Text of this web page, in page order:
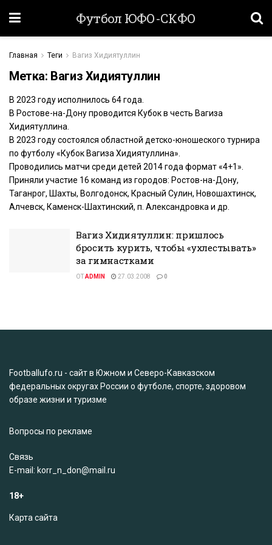
Футбол ЮФО-СКФО
Главная Теги Вагиз Хидиятуллин
Метка: Вагиз Хидиятуллин
В 2023 году исполнилось 64 года.
В Ростове-на-Дону проводится Кубок в честь Вагиза
Хидиятуллина.
В 2023 году состоялся областной детско-юношеского турнира
по футболу «Кубок Вагиза Хидиятуллина».
Проводились матчи среди детей 2014 года формат «4+1».
Приняли участие 16 команд из городов: Ростов-на-Дону,
Таганрог, Шахты, Волгодонск, Красный Сулин, Новошахтинск,
Алчевск, Каменск-Шахтинский, п. Александровка и др.
Вагиз Хидиятуллин: пришлось
бросить курить, чтобы «ухлестывать»
за гимнастками
ОТADMIN 27.03.2008 0
Footballufo.ru - сайт в Южном и Северо-Кавказском
федеральных округах России о футболе, спорте, здоровом
образе жизни и туризме
Вопросы по рекламе
Связь
Е-mail: korr_n_don@mail.ru
18+
Карта сайта